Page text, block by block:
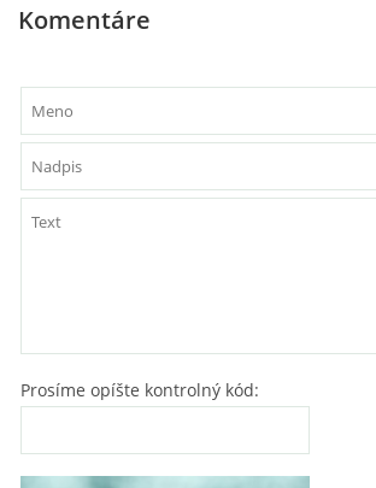
Komentáre
Prosíme opíšte kontrolný kód: